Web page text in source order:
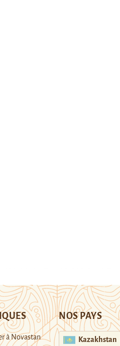
à Novastan
NOS PAYS
Kazakhstan